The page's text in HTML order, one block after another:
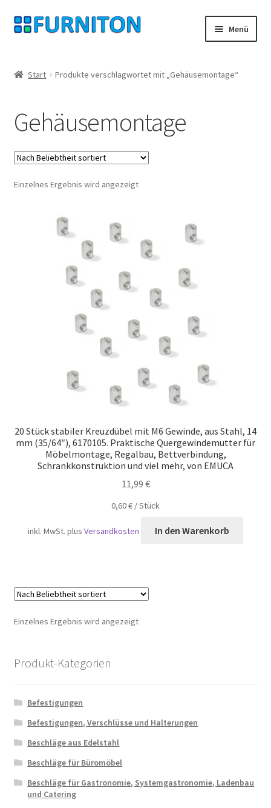
Zur
Navigation
Zum
Inhalt
Menü
Datenschutz
Widerrufsrecht
Kontakt
Impressum
Start Produkte verschlagwortet mit „Gehäusemontage“
Gehäusemontage
Einzelnes Ergebnis wird angezeigt
20 Stück stabiler Kreuzdübel mit M6 Gewinde, aus Stahl, 14
mm (35/64″), 6170105. Praktische Quergewindemutter für
Möbelmontage, Regalbau, Bettverbindung,
Schrankkonstruktion und viel mehr, von EMUCA
11,99 €
0,60€ /Stück
inkl. MwSt. plusVersandkosten In den Warenkorb
Einzelnes Ergebnis wird angezeigt
Produkt-Kategorien
Befestigungen
Befestigungen, Verschlüsse und Halterungen
Beschläge aus Edelstahl
Beschläge für Büromöbel
Beschläge für Gastronomie, Systemgastronomie, Ladenbau
und Catering